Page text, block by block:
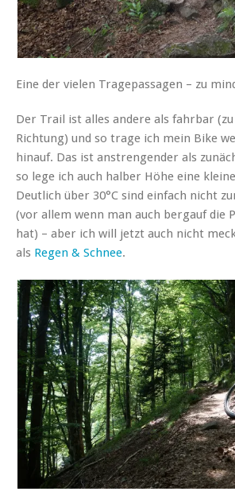
Eine der vielen Tragepassagen – zu
Der Trail ist alles andere als fahrbar
Richtung) und so trage ich mein Bike
hinauf. Das ist anstrengender als
so lege ich auch halber Höhe eine
Deutlich über 30°C sind einfach nicht
(vor allem wenn man auch bergauf die
hat) – aber ich will jetzt auch nicht
als Regen & Schnee.